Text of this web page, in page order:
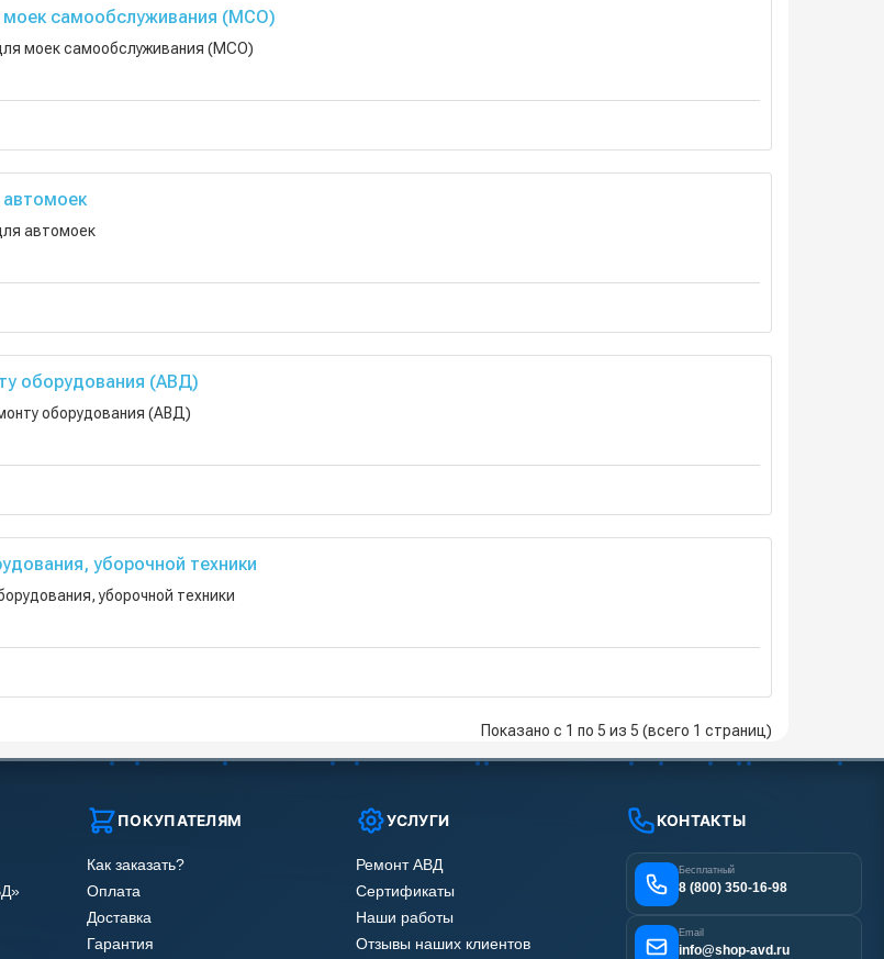
самообслуживания (МСО)
моек самообслуживания (МСО)
автомоек
оборудования (АВД)
оборудования (АВД)
уборочной техники
уборочной техники
Показано с 1 по 5 из 5 (всего 1 страниц)
ПОКУПАТЕЛЯМ
Как заказать?
Оплата
Доставка
Гарантия
УСЛУГИ
Ремонт АВД
Сертификаты
Наши работы
Отзывы наших клиентов
КОНТАКТЫ
Бесплатный
8 (800) 350-16-98
Email
info@shop-avd.ru